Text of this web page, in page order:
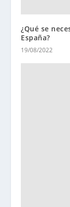
¿Qué se
España?
19/08/2022